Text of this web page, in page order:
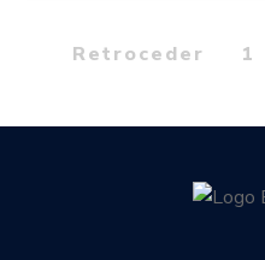
Retroceder 1